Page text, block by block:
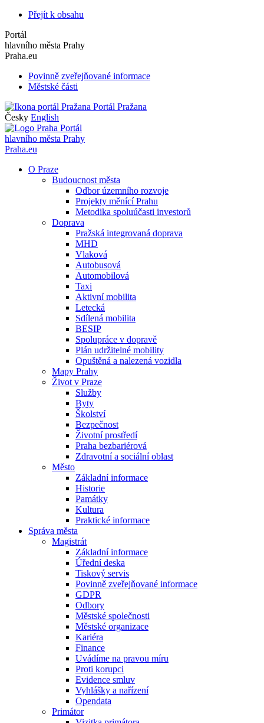
Přejít k obsahu
Portál
hlavního města Prahy
Praha.eu
Povinně zveřejňované informace
Městské části
Portál Pražana
Česky English
Portál
hlavního města Prahy
Praha.eu
O Praze
Budoucnost města
Odbor územního rozvoje
Projekty měnící Prahu
Metodika spoluúčasti investorů
Doprava
Pražská integrovaná doprava
MHD
Vlaková
Autobusová
Automobilová
Taxi
Aktivní mobilita
Letecká
Sdílená mobilita
BESIP
Spolupráce v dopravě
Plán udržitelné mobility
Opuštěná a nalezená vozidla
Mapy Prahy
Život v Praze
Služby
Byty
Školství
Bezpečnost
Životní prostředí
Praha bezbariérová
Zdravotní a sociální oblast
Město
Základní informace
Historie
Památky
Kultura
Praktické informace
Správa města
Magistrát
Základní informace
Úřední deska
Tiskový servis
Povinně zveřejňované informace
GDPR
Odbory
Městské společnosti
Městské organizace
Kariéra
Finance
Uvádíme na pravou míru
Proti korupci
Evidence smluv
Vyhlášky a nařízení
Opendata
Primátor